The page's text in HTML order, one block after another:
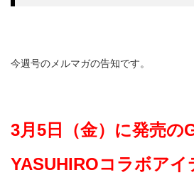
今週号のメルマガの告知です。
3月5日（金）に発売の
YASUHIROコラボア